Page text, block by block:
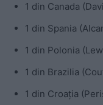
1 din Canada
1 din Spania
1 din Polonia
1 din Brazilia
1 din Croația